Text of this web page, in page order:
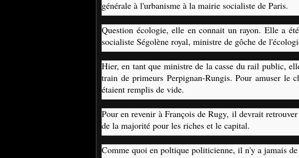
générale à l'urbanisme à la mairie socialiste de Paris.
Question écologie, elle en connait un rayon. Elle a
socialiste Ségolène royal, ministre de gôche de
Hier, en tant que ministre de la casse du rail public,
train de primeurs Perpignan-Rungis. Pour amuser le
étaient remplis de vide.
Pour en revenir à François de Rugy, il devrait
de la majorité pour les riches et le capital.
Comme quoi en poltique politicienne, il n'y a jamais